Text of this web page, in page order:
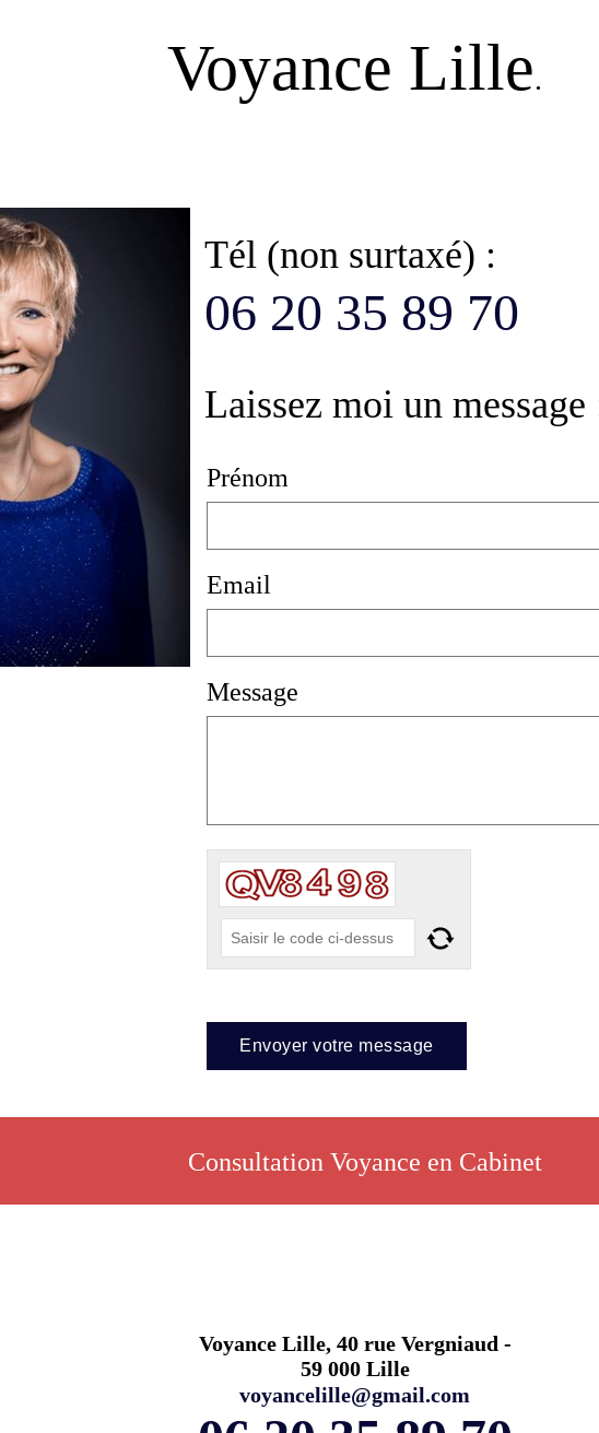
Voyance Lille.
Tél (non surtaxé) :
06 20 35 89 70
Laissez moi un message
Prénom
Email
Message
Consultation Voyance en Cabinet
Voyance Lille, 40 rue Vergniaud -
59 000 Lille
voyancelille@gmail.com